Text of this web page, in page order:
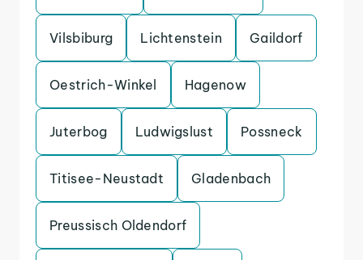
Vilsbiburg Lichtenstein Gaildorf
Oestrich-Winkel Hagenow
Juterbog Ludwigslust Possneck
Titisee-Neustadt Gladenbach
Preussisch Oldendorf